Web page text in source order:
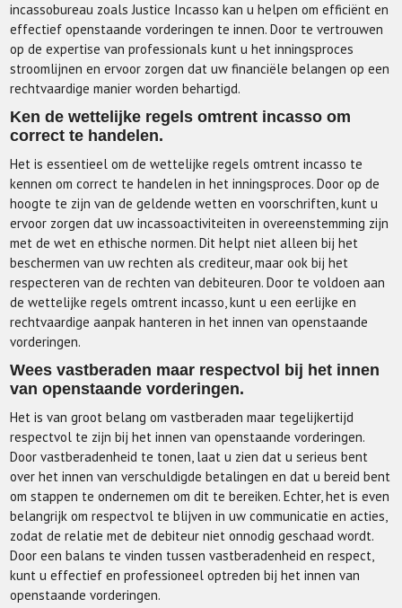
incassobureau zoals Justice Incasso kan u helpen om efficiënt en
effectief openstaande vorderingen te innen. Door te vertrouwen
op de expertise van professionals kunt u het inningsproces
stroomlijnen en ervoor zorgen dat uw financiële belangen op een
rechtvaardige manier worden behartigd.
Ken de wettelijke regels omtrent incasso om
correct te handelen.
Het is essentieel om de wettelijke regels omtrent incasso te
kennen om correct te handelen in het inningsproces. Door op de
hoogte te zijn van de geldende wetten en voorschriften, kunt u
ervoor zorgen dat uw incassoactiviteiten in overeenstemming zijn
met de wet en ethische normen. Dit helpt niet alleen bij het
beschermen van uw rechten als crediteur, maar ook bij het
respecteren van de rechten van debiteuren. Door te voldoen aan
de wettelijke regels omtrent incasso, kunt u een eerlijke en
rechtvaardige aanpak hanteren in het innen van openstaande
vorderingen.
Wees vastberaden maar respectvol bij het innen
van openstaande vorderingen.
Het is van groot belang om vastberaden maar tegelijkertijd
respectvol te zijn bij het innen van openstaande vorderingen.
Door vastberadenheid te tonen, laat u zien dat u serieus bent
over het innen van verschuldigde betalingen en dat u bereid bent
om stappen te ondernemen om dit te bereiken. Echter, het is even
belangrijk om respectvol te blijven in uw communicatie en acties,
zodat de relatie met de debiteur niet onnodig geschaad wordt.
Door een balans te vinden tussen vastberadenheid en respect,
kunt u effectief en professioneel optreden bij het innen van
openstaande vorderingen.